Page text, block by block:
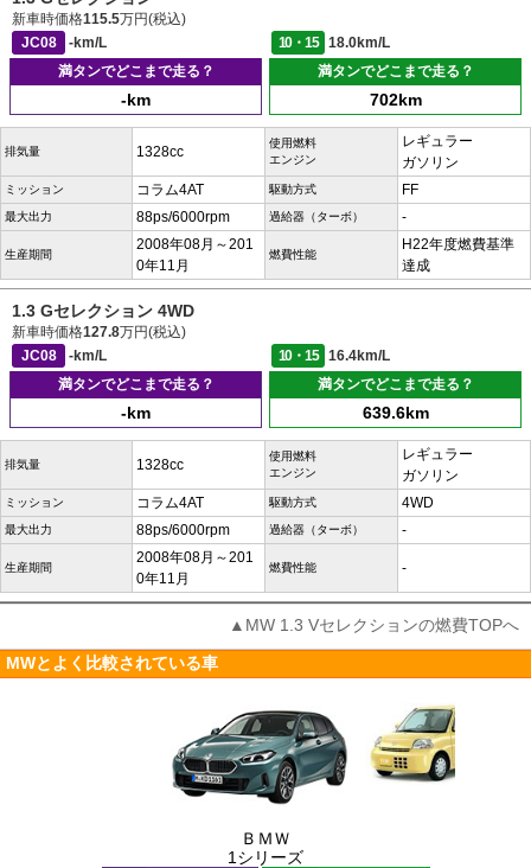
新車時価格115.5万円(税込)
JC08
-km/L 10・15
18.0km/L
満タンでどこまで走る？
-km
満タンでどこまで走る？
702km
排気量 1328cc
使用燃料
エンジン
レギュラー
ガソリン
ミッション コラム4AT 駆動方式 FF
最大出力 88ps/6000rpm 過給器（ターボ） -
生産期間
2008年08月～201
0年11月
燃費性能
H22年度燃費基準
達成
1.3 Gセレクション 4WD
新車時価格127.8万円(税込)
JC08
-km/L 10・15
16.4km/L
満タンでどこまで走る？
-km
満タンでどこまで走る？
639.6km
排気量 1328cc
使用燃料
エンジン
レギュラー
ガソリン
ミッション コラム4AT 駆動方式 4WD
最大出力 88ps/6000rpm 過給器（ターボ） -
生産期間
2008年08月～201
0年11月
燃費性能 -
▲MW 1.3 Vセレクションの燃費TOPへ
MWとよく比較されている車
ＢＭＷ
1シリーズ